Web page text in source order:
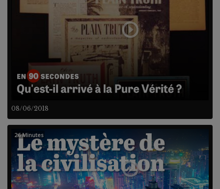
08/06/2018
26 Minutes